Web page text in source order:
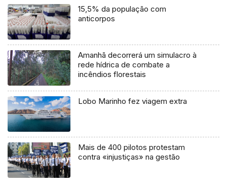
15,5% da população com
anticorpos
Amanhã decorrerá um simulacro à
rede hídrica de combate a
incêndios florestais
Lobo Marinho fez viagem extra
Mais de 400 pilotos protestam
contra «injustiças» na gestão